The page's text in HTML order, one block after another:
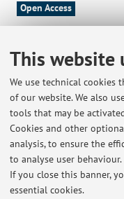
This website
We use technical cookies
of our website. We also
tools that may be
Cookies and other
analysis, to ensure the
to analyse user behaviour.
If you close this banner,
essential cookies.
Open Access
Celaschi, Flaviano,
paradigmi di
«SISTEMI &
article]
2